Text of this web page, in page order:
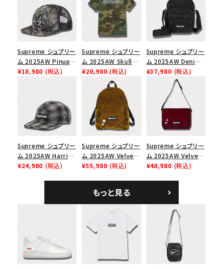
Supreme シュプリー
ム 2025AW Pinup
Mesh Back 5-Panel
ップ トゥルーティン
バーHTC フォールカ
¥18,980 (税込)
Supreme シュプリー
ム 2025AW Skull
Tee スカル Tシャ
ツ ウッドランドカモ
¥20,980 (税込)
Supreme シュプリー
ム 2025AW Denim
Shoulder Bag デニ
ム ショルダーバッグ
¥37,980 (税込)
Supreme シュプリー
ム 2025AW Harris
Tweed Camp Cap
¥24,980 (税込)
Supreme シュプリー
ム 2025AW Velvet
Backpack ベルベッ
¥55,980 (税込)
Supreme シュプリー
ム 2025AW Velvet
Small Messenger
バッグ レッドレオパー
ド
¥48,980 (税込)
もっと見る